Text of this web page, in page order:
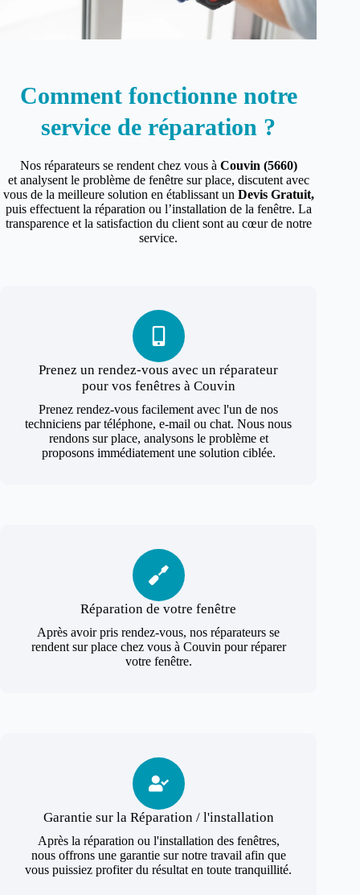
Comment fonctionne notre
service de réparation ?
Nos réparateurs se rendent chez vous à Couvin (5660)
et analysent le problème de fenêtre sur place, discutent avec
vous de la meilleure solution en établissant un Devis Gratuit,
puis effectuent la réparation ou l’installation de la fenêtre. La
transparence et la satisfaction du client sont au cœur de notre
service.
Prenez un rendez-vous avec un réparateur
pour vos fenêtres à Couvin
Prenez rendez-vous facilement avec l'un de nos
techniciens par téléphone, e-mail ou chat. Nous nous
rendons sur place, analysons le problème et
proposons immédiatement une solution ciblée.
Réparation de votre fenêtre
Après avoir pris rendez-vous, nos réparateurs se
rendent sur place chez vous à Couvin pour réparer
votre fenêtre.
Garantie sur la Réparation / l'installation
Après la réparation ou l'installation des fenêtres,
nous offrons une garantie sur notre travail afin que
vous puissiez profiter du résultat en toute tranquillité.